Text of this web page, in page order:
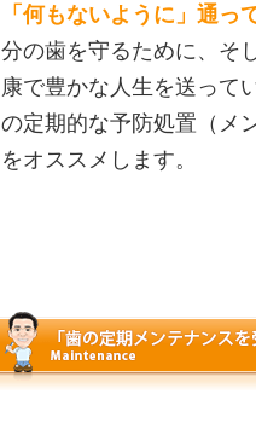
「何もないように」通っ
分の歯を守るために、そ
康で豊かな人生を送って
の定期的な予防処置（メ
をオススメします。